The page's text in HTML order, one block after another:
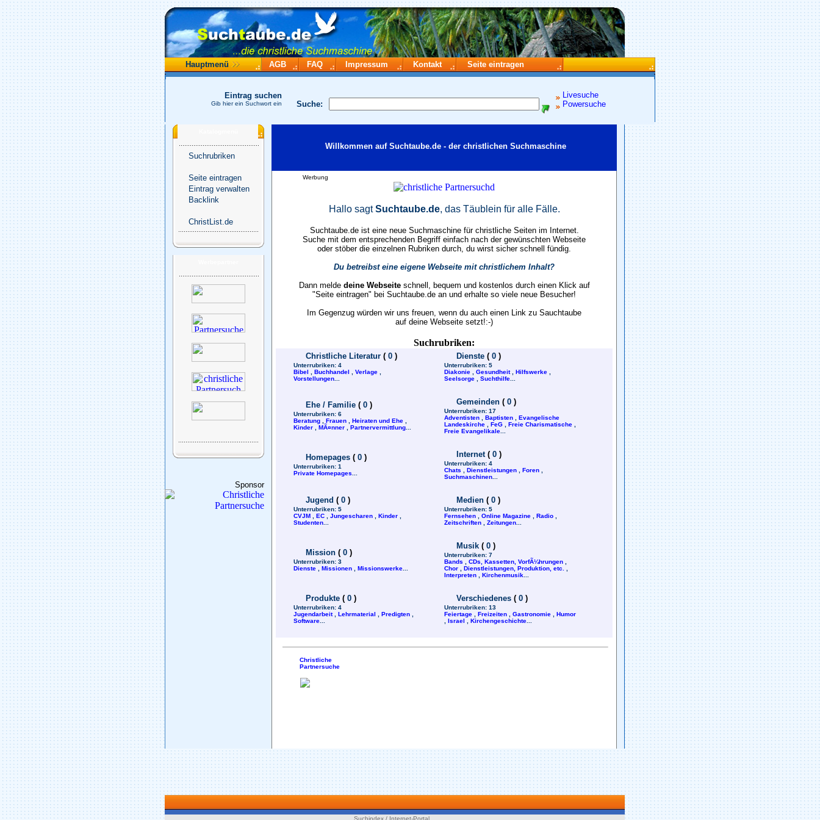
Hauptmenü AGB FAQ Impressum Kontakt Seite eintragen
Suche:
Livesuche
Powersuche
Eintrag suchen
Gib hier ein Suchwort ein
Suchrubriken
Seite eintragen
Eintrag verwalten
Backlink
ChristList.de
Sponsor
Willkommen auf Suchtaube.de - der christlichen Suchmaschine
Werbung
Hallo sagtSuchtaube.de, das Täublein für alle Fälle.
Suchtaube.de ist eine neue Suchmaschine für christliche Seiten im Internet.
Suche mit dem entsprechenden Begriff einfach nach der gewünschten Webseite
oder stöber die einzelnen Rubriken durch, du wirst sicher schnell fündig.
Du betreibst eine eigene Webseite mit christlichem Inhalt?
Dann melde deine Webseiteschnell, bequem und kostenlos durch einen Klick auf
"Seite eintragen" bei Suchtaube.de an und erhalte so viele neue Besucher!
Im Gegenzug würden wir uns freuen, wenn du auch einen Link zu Sauchtaube
auf deine Webseite setzt!:-)
Suchrubriken:
Christliche Literatur ( 0 )
Unterrubriken: 4
Bibel
Buchhandel Verlage
Vorstellungen
Dienste ( 0 )
Unterrubriken: 5
Diakonie
Gesundheit, Hilfswerke
Seelsorge
Suchthilfe
Ehe / Familie ( 0 )
Unterrubriken: 6
Beratung
Frauen Heiraten und Ehe
Kinder
MÃ¤nner Partnervermittlung
Gemeinden ( 0 )
Unterrubriken: 17
Adventisten
Baptisten
Evangelische
Landeskirche
FeG Freie Charismatische
Freie Evangelikale
Homepages ( 0 )
Unterrubriken: 1
Private Homepages
Internet( 0 )
Unterrubriken: 4
Chats
Dienstleistungen Foren
Suchmaschinen
Jugend ( 0 )
Unterrubriken: 5
CVJM
EC Jungescharen Kinder
Studenten
Medien ( 0 )
Unterrubriken: 5
Fernsehen
Online Magazine Radio
Zeitschriften
Zeitungen
Mission ( 0 )
Unterrubriken: 3
Dienste
Missionen Missionswerke
Musik ( 0 )
Unterrubriken: 7
Bands
CDs, Kassetten, VorfÃ¼hrungen
Chor
Dienstleistungen, Produktion, etc.
Interpreten
Kirchenmusik
Produkte ( 0 )
Unterrubriken: 4
Jugendarbeit, Lehrmaterial Predigten
Software
Verschiedenes ( 0 )
Unterrubriken: 13
Feiertage
Freizeiten Gastronomie
Humor
Israel Kirchengeschichte
Christliche
Partnersuche
Suchindex / Internet-Portal